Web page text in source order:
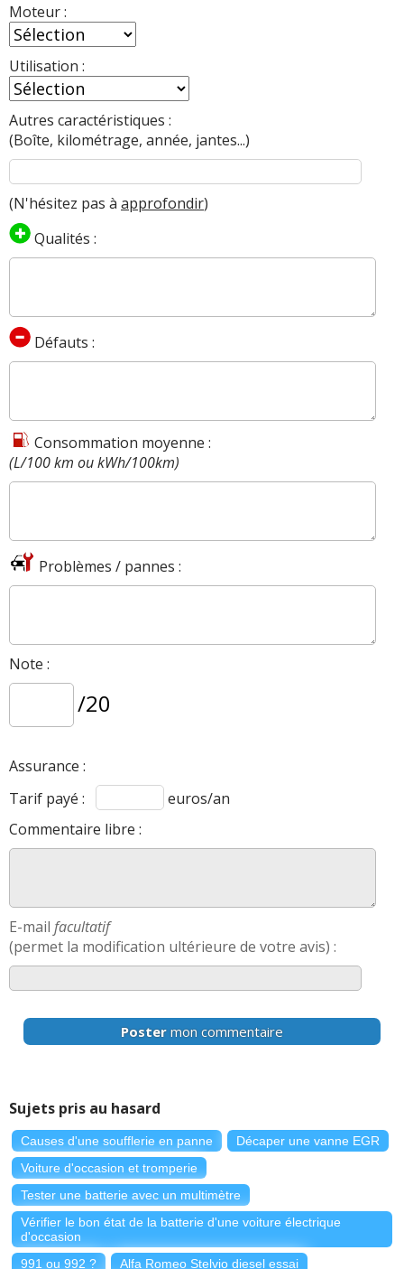
Moteur :
Utilisation :
Autres caractéristiques :
(Boîte, kilométrage, année, jantes...)
(N'hésitez pas à approfondir)
Qualités :
Défauts :
Consommation moyenne :
(L/100 km ou kWh/100km)
Problèmes / pannes :
Note :
/20
Assurance :
Tarif payé :
euros/an
Commentaire libre :
E-mail facultatif
(permet la modification ultérieure de votre avis) :
Poster mon commentaire
Sujets pris au hasard
Causes d'une soufflerie en panne
Décaper une vanne EGR
Voiture d'occasion et tromperie
Tester une batterie avec un multimètre
Vérifier le bon état de la batterie d'une voiture électrique
d'occasion
991 ou 992 ?
Alfa Romeo Stelvio diesel essai